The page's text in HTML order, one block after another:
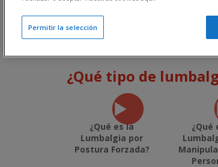
¿Qué tipo de
¿Qué es la
Lumbalgia por
Postura Forzada?
¿Qué
Permitir la selección